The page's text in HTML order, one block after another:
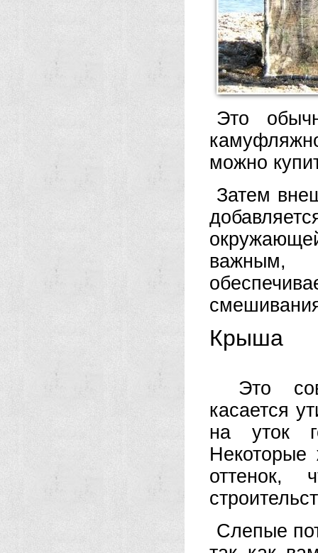
Это
можно
Затем
важным,
Крыша
Это
касается
на уток
Некоторые
оттенок,
Слепые